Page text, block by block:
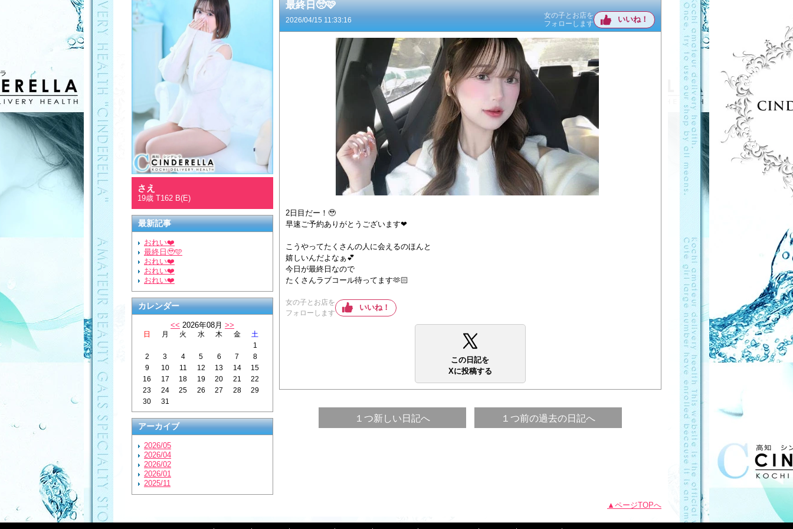
さえ
19歳 T162 B(E)
最新記事
おれい❤️
最終日🥹🩵
おれい❤️
おれい❤️
おれい❤️
カレンダー
<< 2026年08月 >>
日 月 火 水 木 金
土
1
2
3 4 5 6 7
8
9
10 11 12 13 14
15
16
17 18 19 20 21
22
23
24 25 26 27 28
29
30
31
アーカイブ
2026/05
2026/04
2026/02
2026/01
2025/11
最終日🥺🩷
2026/04/15 11:33:16
女の子とお店を
フォローします
いいね！
2日目だー！🥹
早速ご予約ありがとうございます❤︎
こうやってたくさんの人に会えるのほんと
嬉しいんだよなぁ💕
今日が最終日なので
たくさんラブコール待ってます🫶🏻
女の子とお店を
フォローします
いいね！
この日記を
Xに投稿する
１つ新しい日記へ １つ前の過去の日記へ
ページTOPへ